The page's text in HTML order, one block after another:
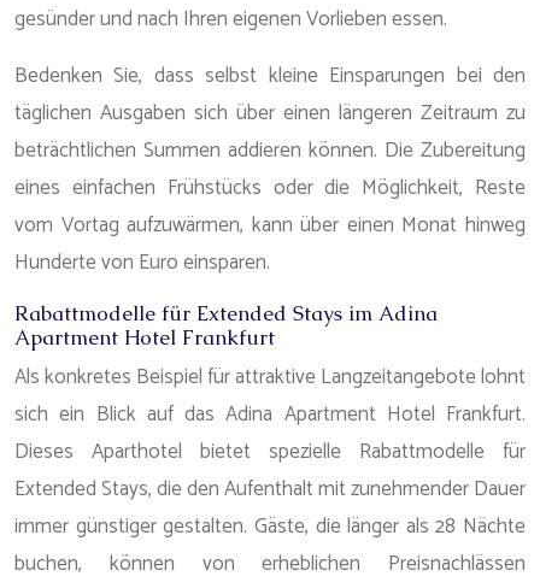
gesünder und nach Ihren eigenen Vorlieben essen.
Bedenken Sie, dass selbst kleine Einsparungen bei den
täglichen Ausgaben sich über einen längeren Zeitraum zu
beträchtlichen Summen addieren können. Die Zubereitung
eines einfachen Frühstücks oder die Möglichkeit, Reste
vom Vortag aufzuwärmen, kann über einen Monat hinweg
Hunderte von Euro einsparen.
Rabattmodelle für Extended Stays im Adina
Apartment Hotel Frankfurt
Als konkretes Beispiel für attraktive Langzeitangebote lohnt
sich ein Blick auf das Adina Apartment Hotel Frankfurt.
Dieses Aparthotel bietet spezielle Rabattmodelle für
Extended Stays, die den Aufenthalt mit zunehmender Dauer
immer günstiger gestalten. Gäste, die länger als 28 Nächte
buchen, können von erheblichen Preisnachlässen